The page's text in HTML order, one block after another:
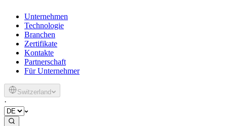
Unternehmen
Technologie
Branchen
Zertifikate
Kontakte
Partnerschaft
Für Unternehmer
Switzerland
·